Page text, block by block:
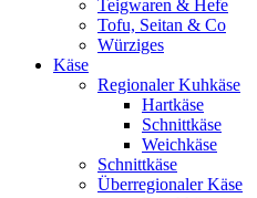
Teigwaren & Hefe
Tofu, Seitan & Co
Würziges
Käse
Regionaler Kuhkäse
Hartkäse
Schnittkäse
Weichkäse
Schnittkäse
Überregionaler Käse